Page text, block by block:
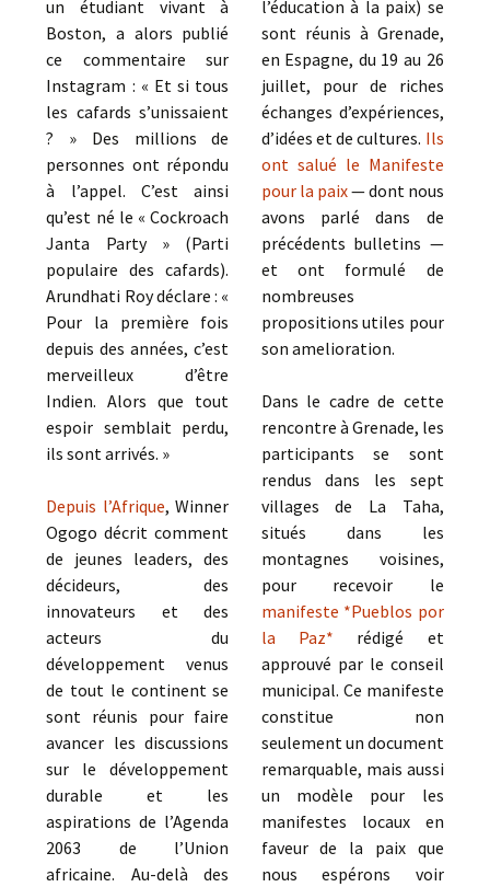
un étudiant vivant à
Boston, a alors publié
ce commentaire sur
Instagram : « Et si tous
les cafards s’unissaient
? » Des millions de
personnes ont répondu
à l’appel. C’est ainsi
qu’est né le « Cockroach
Janta Party » (Parti
populaire des cafards).
Arundhati Roy déclare : «
Pour la première fois
depuis des années, c’est
merveilleux d’être
Indien. Alors que tout
espoir semblait perdu,
ils sont arrivés. »
Depuis l’Afrique, Winner
Ogogo décrit comment
de jeunes leaders, des
décideurs, des
innovateurs et des
acteurs du
développement venus
de tout le continent se
sont réunis pour faire
avancer les discussions
sur le développement
durable et les
aspirations de l’Agenda
2063 de l’Union
africaine. Au-delà des
l’éducation à la paix) se
sont réunis à Grenade,
en Espagne, du 19 au 26
juillet, pour de riches
échanges d’expériences,
d’idées et de cultures. Ils
ont salué le Manifeste
pour la paix— dont nous
avons parlé dans de
précédents bulletins —
et ont formulé de
nombreuses
propositions utiles pour
son amelioration.
Dans le cadre de cette
rencontre à Grenade, les
participants se sont
rendus dans les sept
villages de La Taha,
situés dans les
montagnes voisines,
pour recevoir le
manifeste *Pueblos por
la Paz* rédigé et
approuvé par le conseil
municipal. Ce manifeste
constitue non
seulement un document
remarquable, mais aussi
un modèle pour les
manifestes locaux en
faveur de la paix que
nous espérons voir